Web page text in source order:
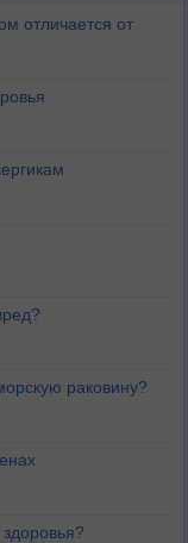
отличается от
раковину?